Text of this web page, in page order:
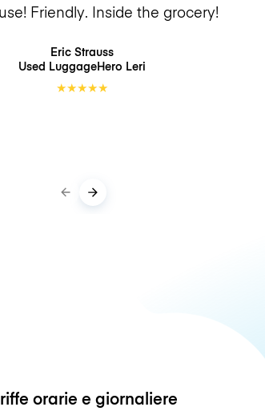
Friendly. Inside the grocery!
Eric Strauss
Used LuggageHero Leri
★★★★★
orarie e giornaliere